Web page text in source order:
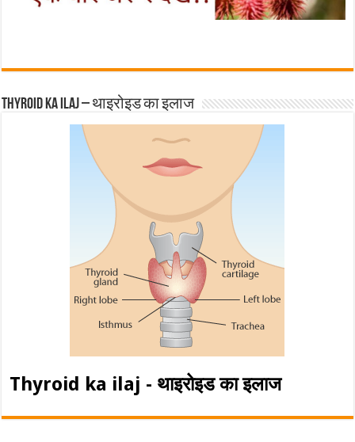
Thyroid ka ilaj – थाइरोइड का इलाज
Thyroid ka ilaj - थाइरोइड का इलाज